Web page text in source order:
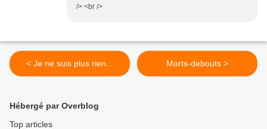
/> <br />
< Je ne suis plus rien... Morts-debouts >
Hébergé par Overblog
Top articles